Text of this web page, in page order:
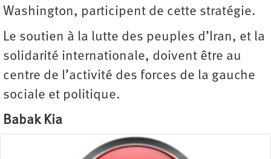
Washington, participent de cette stratégie.
Le soutien à la lutte des peuples d’Iran, et la
solidarité internationale, doivent être au
centre de l’activité des forces de la gauche
sociale et politique.
Babak Kia